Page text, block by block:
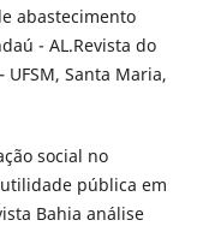
abastecimento
- AL.Revista do
Santa Maria,
social no
pública em
Bahia análise